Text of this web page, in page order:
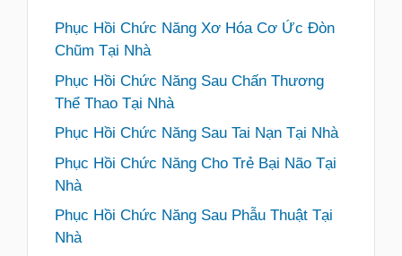
Phục Hồi Chức Năng Xơ Hóa Cơ Ức Đòn
Chũm Tại Nhà
Phục Hồi Chức Năng Sau Chấn Thương
Thể Thao Tại Nhà
Phục Hồi Chức Năng Sau Tai Nạn Tại Nhà
Phục Hồi Chức Năng Cho Trẻ Bại Não Tại
Nhà
Phục Hồi Chức Năng Sau Phẫu Thuật Tại
Nhà